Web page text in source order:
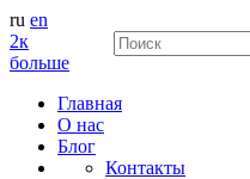
ru en
2к
больше
Главная
О нас
Блог
Контакты